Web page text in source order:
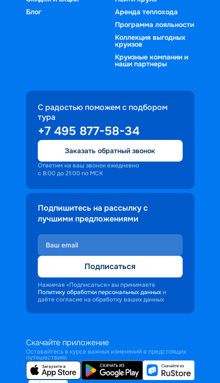
Блог
Аренда теплохода
Программа лояльности
Коллекция выгодных
круизов
Круизные компании и
наши партнеры
С радостью поможем с подбором
тура
+7 495 877-58-34
Заказать обратный звонок
Ответим на ваш звонок ежедневно
с 8:00 до 21:00 по МСК
Подпишитесь на рассылку с
лучшими предложениями
Подписаться
Нажимая «Подписаться» вы принимаете
Политику обработки персональных данных и
даёте согласие на обработку ваших данных
Скачайте приложение
Оставайтесь в курсе важных изменений в предстоящих
путешествиях